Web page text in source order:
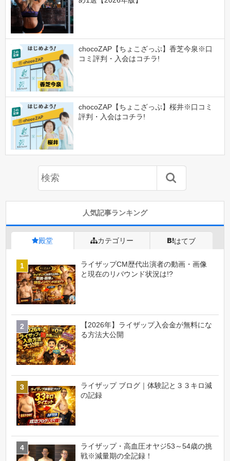
chocoZAP【ちょこざっぷ】香芝今泉※口
コミ評判・入会はコチラ!
chocoZAP【ちょこざっぷ】桜井※口コミ
評判・入会はコチラ!
人気記事ランキング
殿堂 カテゴリー はてブ
ライザップCM歴代出演者の動画・画像
と現在のリバウンド状況は!?
【2026年】ライザップ入会金が無料にな
る方法大公開
ライザップ ブログ｜体験記と３３キロ減
の記録
ライザップ・高血圧オヤジ53～54歳の挑
戦※減量期の全記録！